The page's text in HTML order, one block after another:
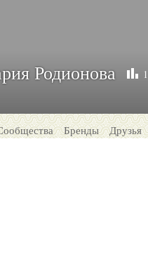
Родионова
Бренды Друзья